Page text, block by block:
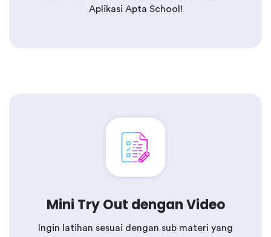
Aplikasi Apta School!
Mini Try Out dengan Video
Ingin latihan sesuai dengan sub materi yang